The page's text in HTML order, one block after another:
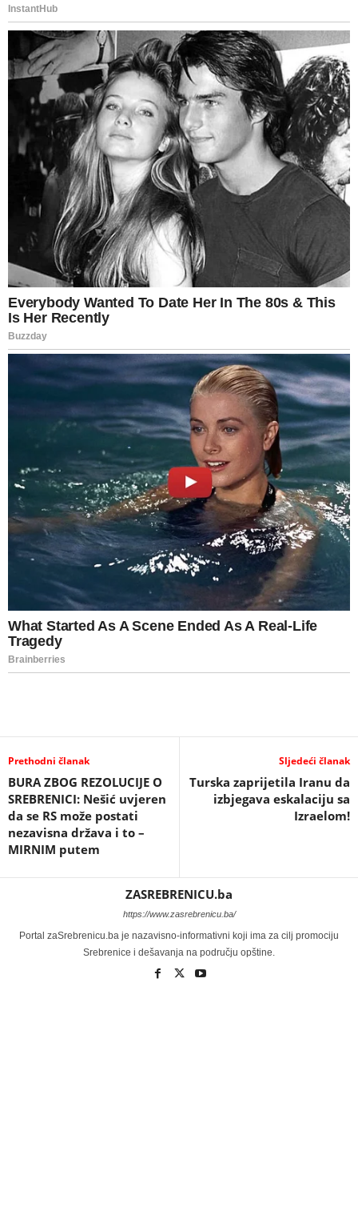
Prethodni članak
BURA ZBOG REZOLUCIJE O
SREBRENICI: Nešić uvjeren
da se RS može postati
nezavisna država i to –
MIRNIM putem
Sljedeći članak
Turska zaprijetila Iranu da
izbjegava eskalaciju sa
Izraelom!
ZASREBRENICU.ba
https://www.zasrebrenicu.ba/
Portal zaSrebrenicu.ba je nazavisno-informativni koji ima za cilj promociju
Srebrenice i dešavanja na području opštine.